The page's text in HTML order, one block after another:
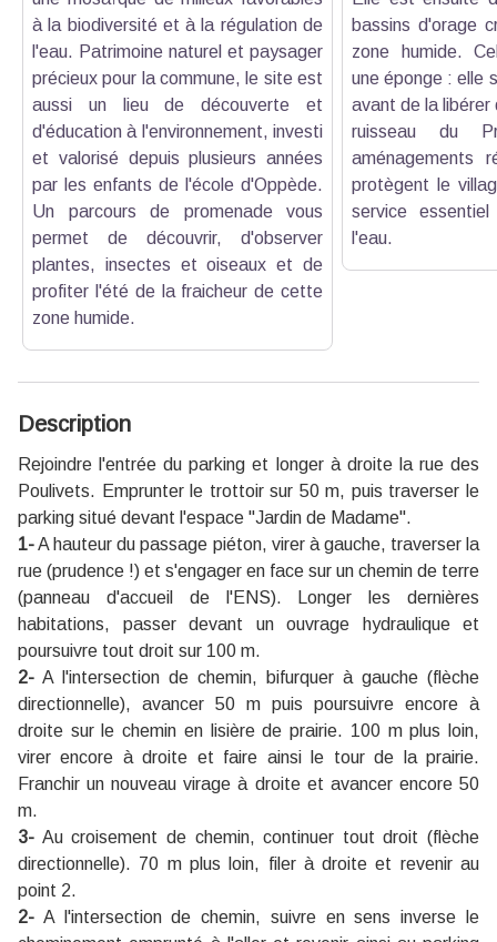
à la biodiversité et à la régulation de
l'eau. Patrimoine naturel et paysager
précieux pour la commune, le site est
aussi un lieu de découverte et
d'éducation à l'environnement, investi
et valorisé depuis plusieurs années
par les enfants de l'école d'Oppède.
Un parcours de promenade vous
permet de découvrir, d'observer
plantes, insectes et oiseaux et de
profiter l'été de la fraicheur de cette
zone humide.
bassins d'orage
zone humide.
une éponge : elle
avant de la libérer
ruisseau du
aménagements
protègent le
service
l'eau.
Description
Rejoindre l'entrée du parking et longer à droite la rue des
Poulivets. Emprunter le trottoir sur 50 m, puis traverser le
parking situé devant l'espace "Jardin de Madame".
1-A hauteur du passage piéton, virer à gauche, traverser la
rue (prudence !) et s'engager en face sur un chemin de terre
(panneau d'accueil de l'ENS). Longer les dernières
habitations, passer devant un ouvrage hydraulique et
poursuivre tout droit sur 100 m.
2- A l'intersection de chemin, bifurquer à gauche (flèche
directionnelle), avancer 50 m puis poursuivre encore à
droite sur le chemin en lisière de prairie. 100 m plus loin,
virer encore à droite et faire ainsi le tour de la prairie.
Franchir un nouveau virage à droite et avancer encore 50
m.
3- Au croisement de chemin, continuer tout droit (flèche
directionnelle). 70 m plus loin, filer à droite et revenir au
point 2.
2- A l'intersection de chemin, suivre en sens inverse le